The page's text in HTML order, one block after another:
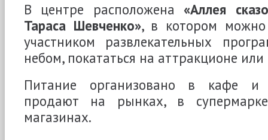
В центре расположена «Аллея
Тараса Шевченко», в котором можно
участником развлекательных
небом, покататься на аттракционе или
Питание организовано в кафе и
продают на рынках, в
магазинах.